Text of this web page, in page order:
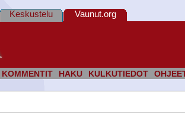
KOMMENTIT HAKU KULKUTIEDOT
Keskustelu Vaunut.org